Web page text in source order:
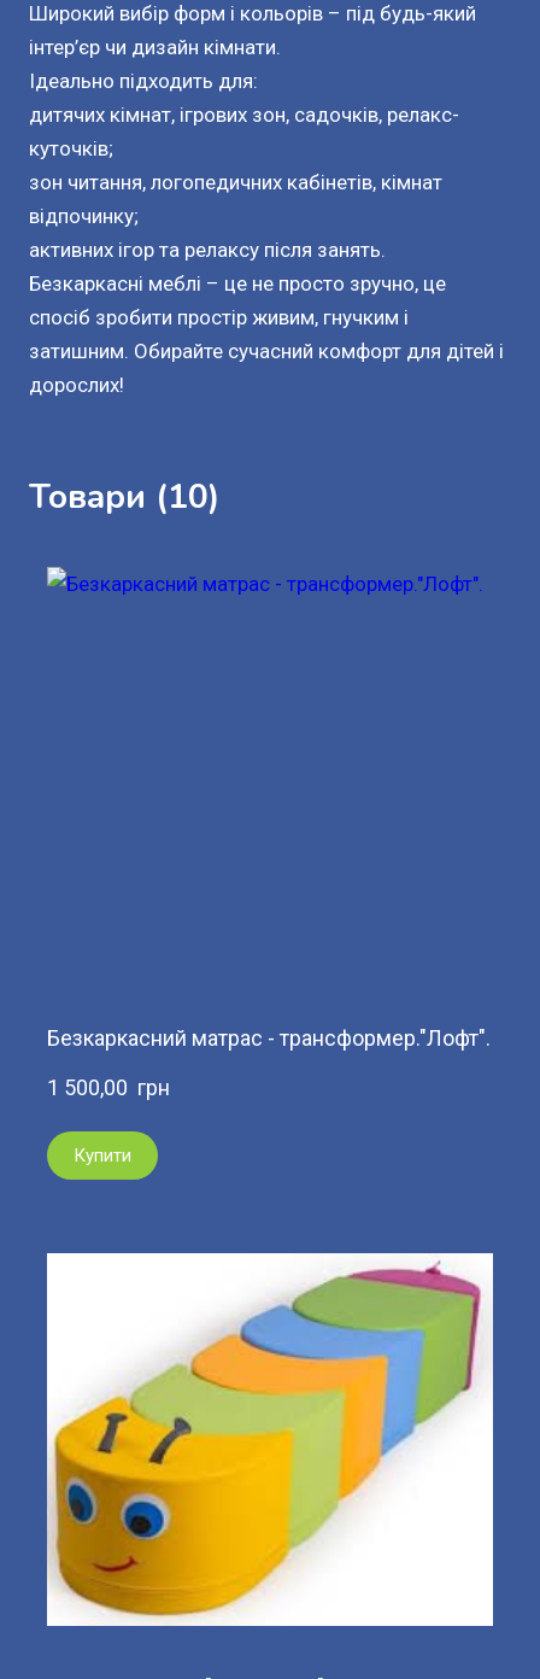
Широкий вибір форм і кольорів – під будь-який
інтер’єр чи дизайн кімнати.
Ідеально підходить для:
дитячих кімнат, ігрових зон, садочків, релакс-
куточків;
зон читання, логопедичних кабінетів, кімнат
відпочинку;
активних ігор та релаксу після занять.
Безкаркасні меблі – це не просто зручно, це
спосіб зробити простір живим, гнучким і
затишним. Обирайте сучасний комфорт для дітей і
дорослих!
Товари (10)
Безкаркасний матрас - трансформер."Лофт".
1 500,00  грн
Купити